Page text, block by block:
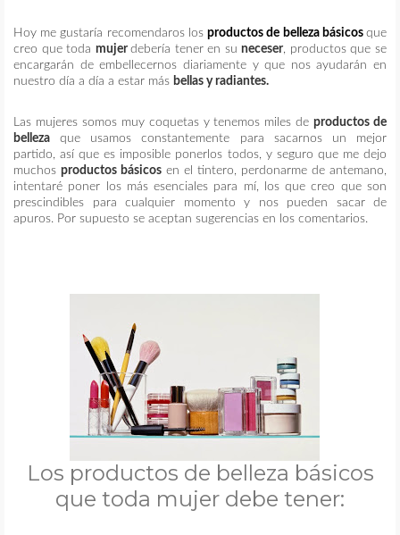
Hoy me gustaría recomendaros losproductos de belleza básicos que
creo que toda mujerdebería tener en suneceser, productos que se
encargarán de embellecernos diariamente y que nos ayudarán en
nuestro día a día a estar más bellas y radiantes.
Las mujeres somos muy coquetas y tenemos miles deproductos de
belleza que usamos constantemente para sacarnos un mejor
partido, así que es imposible ponerlos todos, y seguro que me dejo
muchos productos básicos en el tintero, perdonarme de antemano,
intentaré poner los más esenciales para mí, los que creo que son
prescindibles para cualquier momento y nos pueden sacar de
apuros. Por supuesto se aceptan sugerencias en los comentarios.
Los productos de belleza básicos
que toda mujer debe tener: